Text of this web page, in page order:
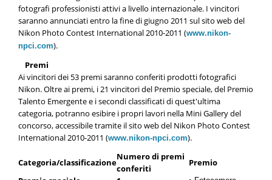
fotografi professionisti attivi a livello internazionale. I vincitori
saranno annunciati entro la fine di giugno 2011 sul sito web del
Nikon Photo Contest International 2010-2011 (www.nikon-
npci.com).
Premi
Ai vincitori dei 53 premi saranno conferiti prodotti fotografici
Nikon. Oltre ai premi, i 21 vincitori del Premio speciale, del Premio
Talento Emergente e i secondi classificati di quest'ultima
categoria, potranno esibire i propri lavori nella Mini Gallery del
concorso, accessibile tramite il sito web del Nikon Photo Contest
International 2010-2011 (www.nikon-npci.com).
Categoria/classificazione
Numero di premi
conferiti
Premio